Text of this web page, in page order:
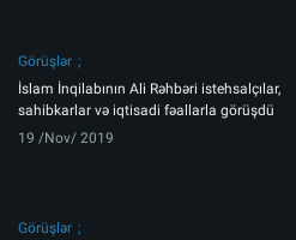
Görüşlər
İslam İnqilabının Ali Rəhbəri istehsalçılar,
sahibkarlar və iqtisadi fəallarla görüşdü
19 /Nov/ 2019
Görüşlər